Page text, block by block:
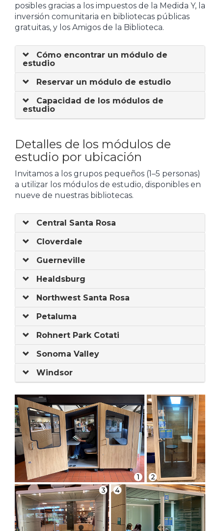
posibles gracias a los impuestos de la Medida Y, la
inversión comunitaria en bibliotecas públicas
gratuitas, y los Amigos de la Biblioteca.
Cómo encontrar un módulo de
estudio
Reservar un módulo de estudio
Capacidad de los módulos de
estudio
Detalles de los módulos de
estudio por ubicación
Invitamos a los grupos pequeños (1–5 personas)
a utilizar los módulos de estudio, disponibles en
nueve de nuestras bibliotecas.
Central Santa Rosa
Cloverdale
Guerneville
Healdsburg
Northwest Santa Rosa
Petaluma
Rohnert Park Cotati
Sonoma Valley
Windsor